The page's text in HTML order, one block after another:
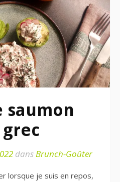
saumon
dansBrunch-Goûter
lorsque je suis en repos,